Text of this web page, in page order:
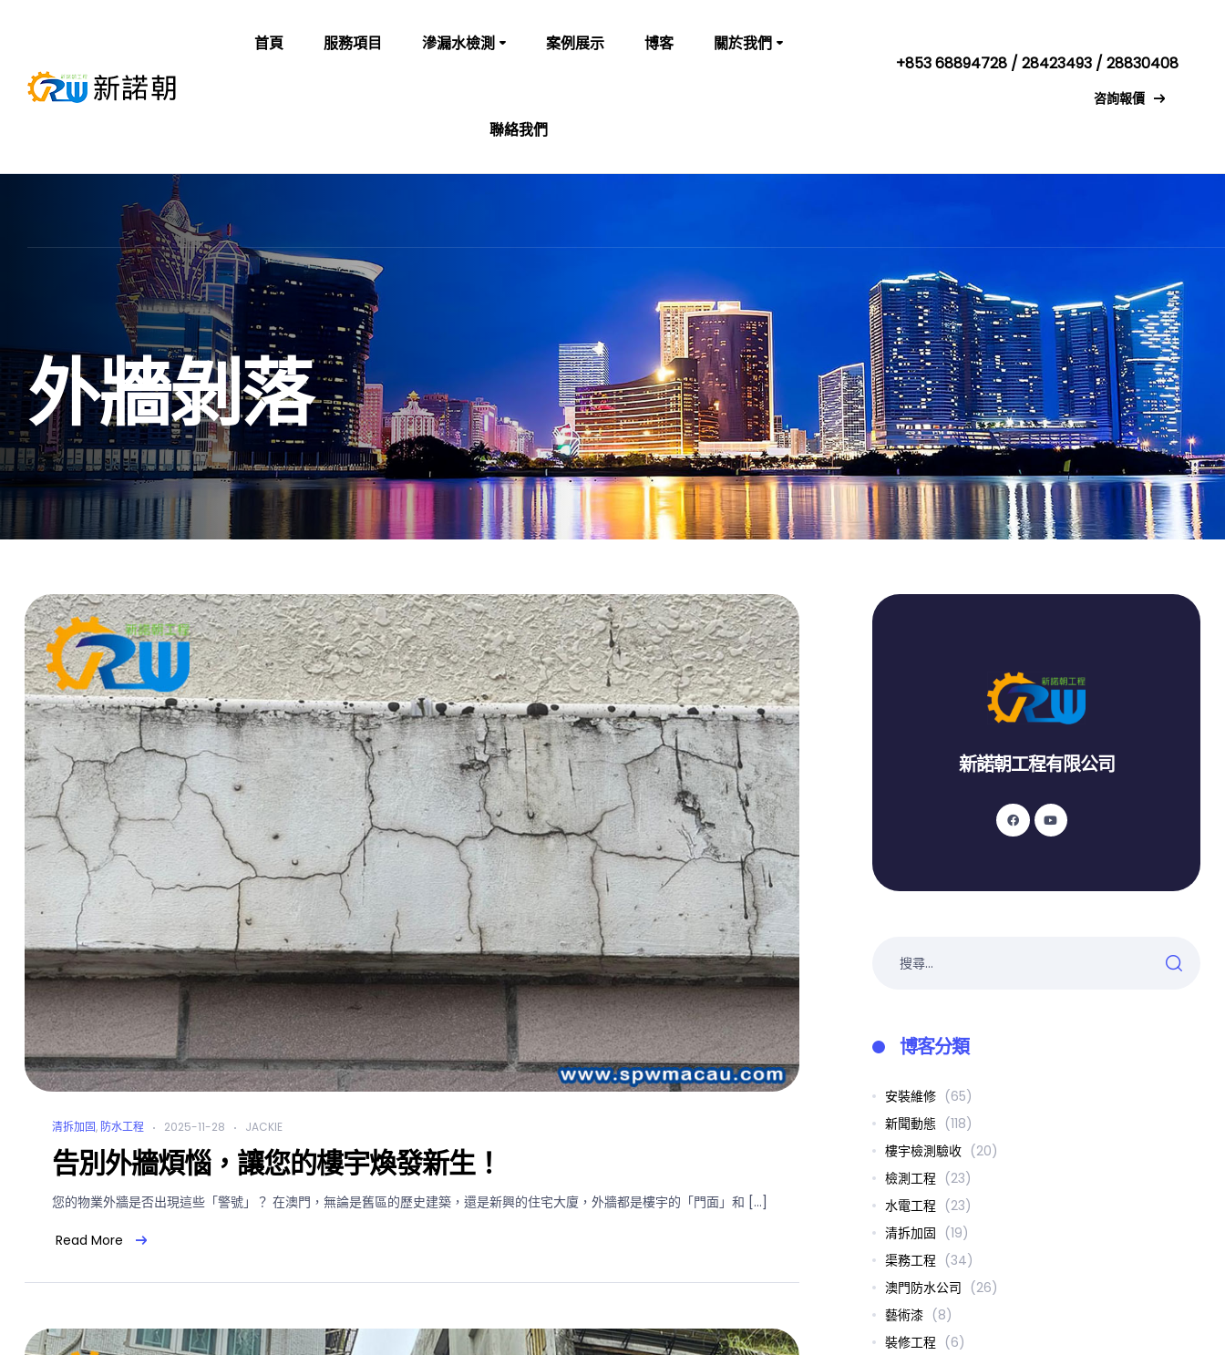
首頁 服務項目 滲漏水檢測 案例展示 博客 關於我們
聯絡我們
+853 68894728 / 28423493 / 28830408
咨詢報價
外牆剝落
清拆加固, 防水工程 2025-11-28 JACKIE
告別外牆煩惱，讓您的樓宇煥發新生！
您的物業外牆是否出現這些「警號」？ 在澳門，無論是舊區的歷史建築，還是新興的住宅大廈，外牆都是樓宇的「門面」和 […]
Read More
新諾朝工程有限公司
博客分類
安裝維修 (65)
新聞動態 (118)
樓宇檢測驗收 (20)
檢測工程 (23)
水電工程 (23)
清拆加固 (19)
渠務工程 (34)
澳門防水公司 (26)
藝術漆 (8)
裝修工程 (6)